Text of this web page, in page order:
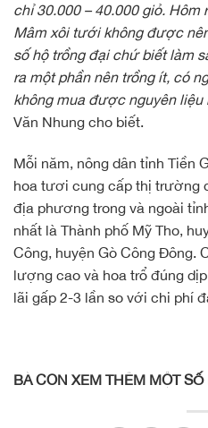
chỉ 30.000 – 40.000 giỏ.
Mâm xôi tưới không được
số hộ trồng đại chứ biết làm
ra một phần nên trồng ít, có
không mua được nguyên liệu
Văn Nhung cho biết.
Mỗi năm, nông dân tỉnh Tiền
hoa tươi cung cấp thị trường
địa phương trong và ngoài
nhất là Thành phố Mỹ Tho,
Công, huyện Gò Công Đông.
lượng cao và hoa trổ đúng
lãi gấp 2-3 lần so với chi phí
BÀ CON XEM THÊM MỘT